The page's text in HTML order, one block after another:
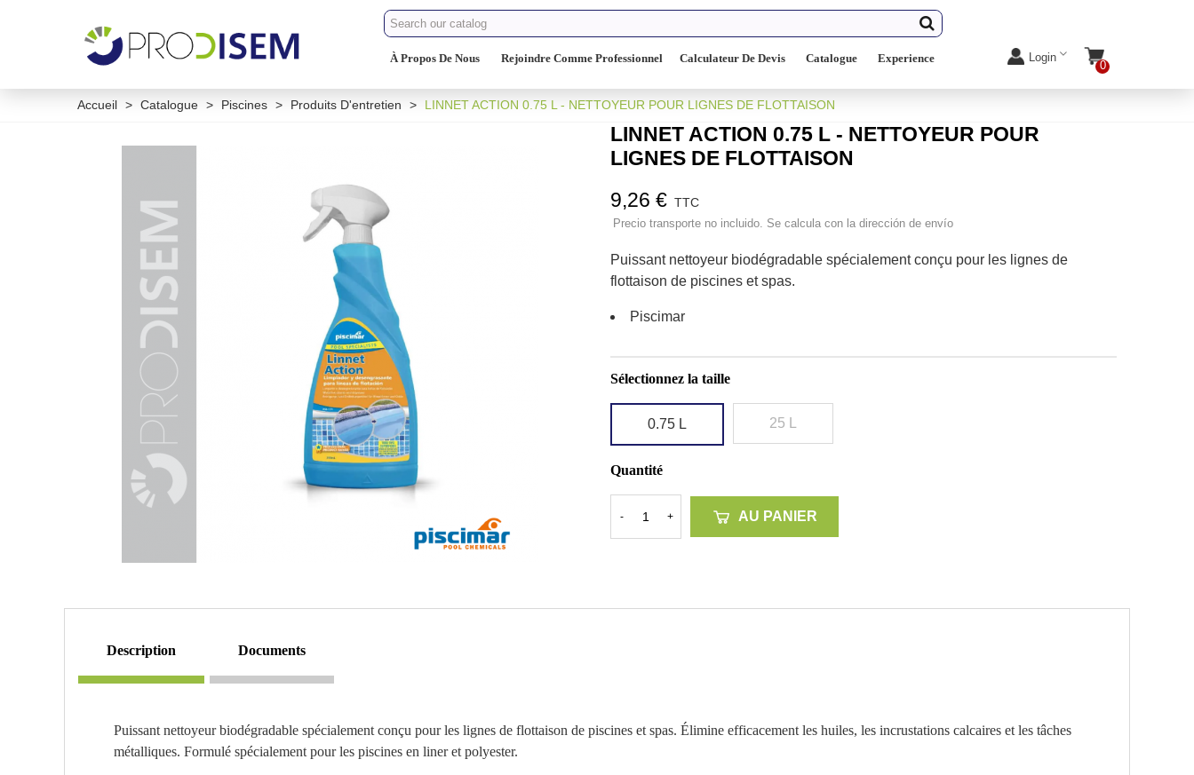
À Propos De Nous Rejoindre Comme Professionnel Calculateur De Devis Catalogue Experience Login
0
Accueil > Catalogue > Piscines > Produits D'entretien > LINNET ACTION 0.75 L - NETTOYEUR POUR LIGNES DE FLOTTAISON
LINNET ACTION 0.75 L - NETTOYEUR POUR
LIGNES DE FLOTTAISON
9,26 € TTC
Precio transporte no incluido. Se calcula con la dirección de envío
Puissant nettoyeur biodégradable spécialement conçu pour les lignes de
flottaison de piscines et spas.
Piscimar
Sélectionnez la taille
0.75 L 25 L
Quantité
- + AU PANIER
description documents
Puissant nettoyeur biodégradable spécialement conçu pour les lignes de flottaison de piscines et spas. Élimine efficacement les huiles, les incrustations calcaires et les tâches
métalliques. Formulé spécialement pour les piscines en liner et polyester.